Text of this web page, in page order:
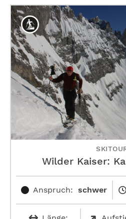
Wilder Kaiser:
Anspruch: schwer